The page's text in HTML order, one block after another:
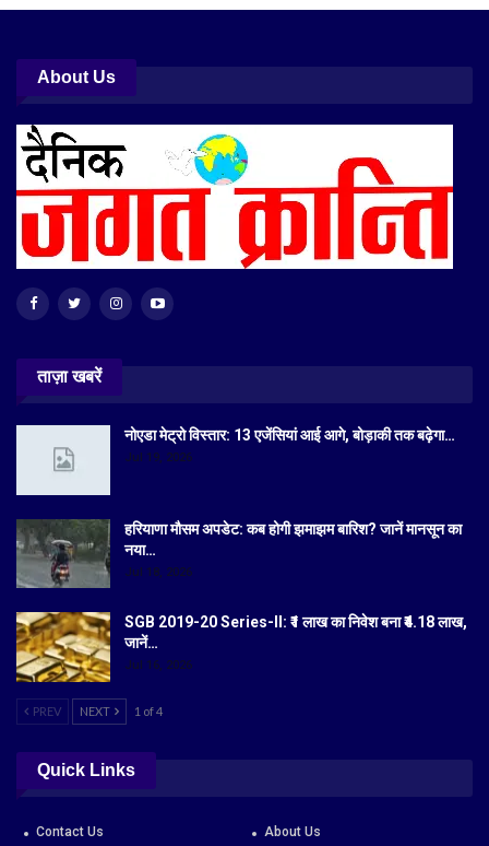
About Us
ताज़ा खबरें
नोएडा मेट्रो विस्तार: 13 एजेंसियां आई आगे, बोड़ाकी तक बढ़ेगा…
Jul 19, 2026
हरियाणा मौसम अपडेट: कब होगी झमाझम बारिश? जानें मानसून का
नया…
Jul 18, 2026
SGB 2019-20 Series-II: ₹1 लाख का निवेश बना ₹4.18 लाख,
जानें…
Jul 16, 2026
PREV NEXT 1 of 4
Quick Links
Contact Us About Us